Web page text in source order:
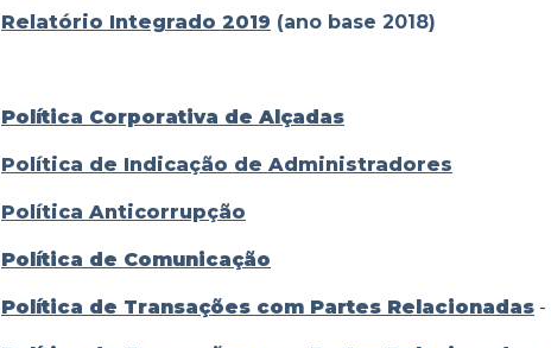
Relatório Integrado 2019 (ano base 2018)
Política Corporativa de Alçadas
Política de Indicação de Administradores
Política Anticorrupção
Política de Comunicação
Política de Transações com Partes Relacionadas -